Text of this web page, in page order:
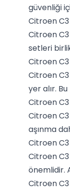
güvenliği
Citroen
Citroen
setleri
Citroen
Citroen
yer alır.
Citroen
Citroen
aşınma
Citroen
Citroen
önemlidir.
Citroen